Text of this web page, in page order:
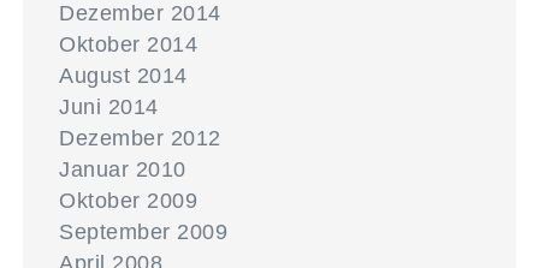
Dezember 2014
Oktober 2014
August 2014
Juni 2014
Dezember 2012
Januar 2010
Oktober 2009
September 2009
April 2008